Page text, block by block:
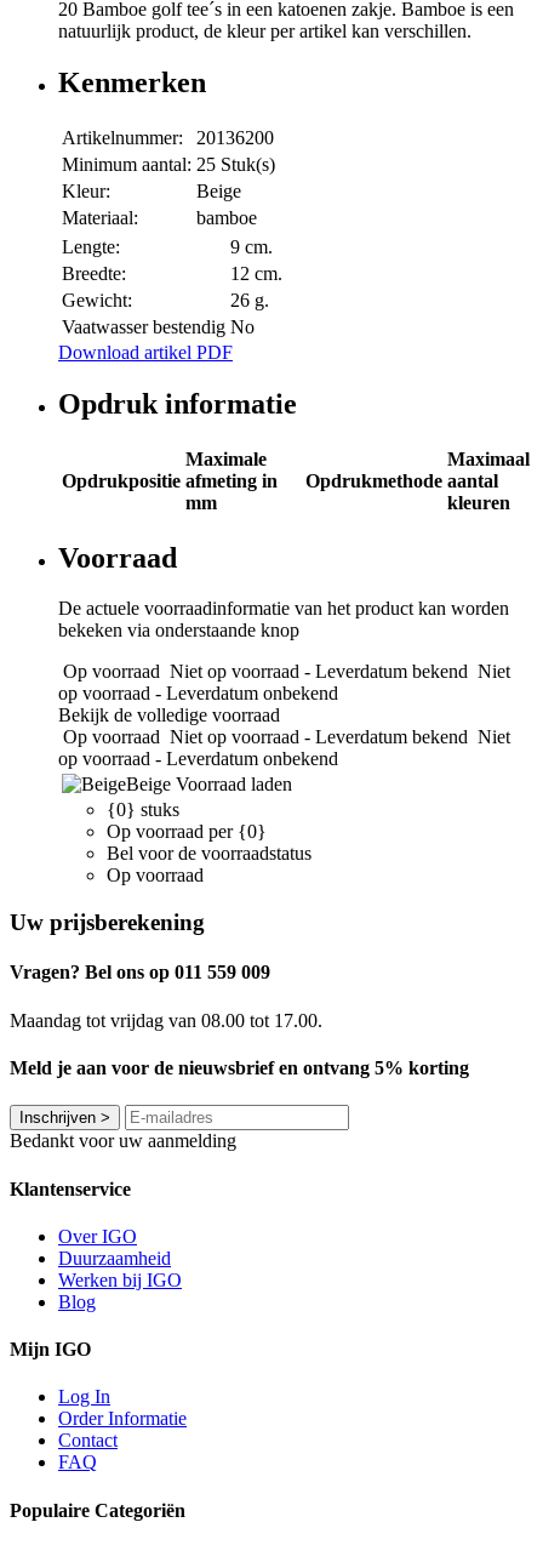
20 Bamboe golf tee´s in een katoenen zakje. Bamboe is een
natuurlijk product, de kleur per artikel kan verschillen.
Kenmerken
Artikelnummer:
20136200
Minimum aantal: 25 Stuk(s)
Kleur:
Beige
Materiaal:
bamboe
Lengte:
9 cm.
Breedte:
12 cm.
Gewicht:
26 g.
Vaatwasser bestendig No
Download artikel PDF
Opdruk informatie
Opdrukpositie
Maximale
afmeting in
mm
Opdrukmethode
Maximaal
aantal
kleuren
Voorraad
De actuele voorraadinformatie van het product kan worden
bekeken via onderstaande knop
Op voorraad Niet op voorraad - Leverdatum bekend Niet
op voorraad - Leverdatum onbekend
Bekijk de volledige voorraad
Op voorraad Niet op voorraad - Leverdatum bekend Niet
op voorraad - Leverdatum onbekend
Beige Voorraad laden
{0} stuks
Op voorraad per {0}
Bel voor de voorraadstatus
Op voorraad
Uw prijsberekening
Vragen? Bel ons op 011 559 009
Maandag tot vrijdag van 08.00 tot 17.00.
Meld je aan voor de nieuwsbrief en ontvang 5% korting
Inschrijven >
Bedankt voor uw aanmelding
Klantenservice
Over IGO
Duurzaamheid
Werken bij IGO
Blog
Mijn IGO
Log In
Order Informatie
Contact
FAQ
Populaire Categoriën